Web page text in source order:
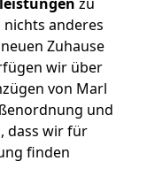
anderes
Zuhause
wir über
von Marl
und
dass wir für
finden